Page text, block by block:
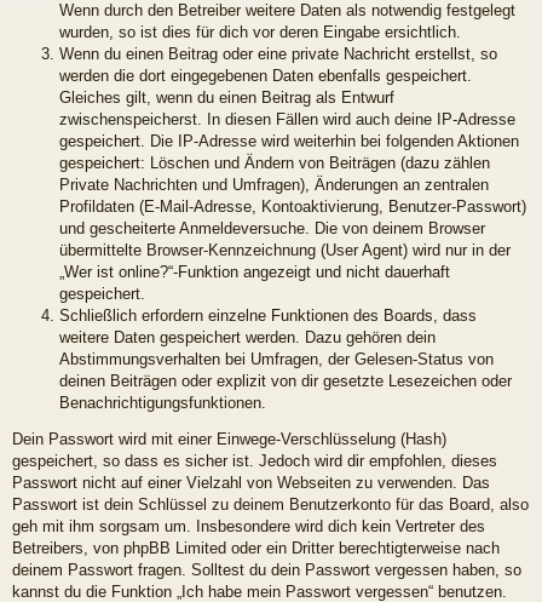
Wenn durch den Betreiber weitere Daten als notwendig festgelegt
wurden, so ist dies für dich vor deren Eingabe ersichtlich.
Wenn du einen Beitrag oder eine private Nachricht erstellst, so
werden die dort eingegebenen Daten ebenfalls gespeichert.
Gleiches gilt, wenn du einen Beitrag als Entwurf
zwischenspeicherst. In diesen Fällen wird auch deine IP-Adresse
gespeichert. Die IP-Adresse wird weiterhin bei folgenden Aktionen
gespeichert: Löschen und Ändern von Beiträgen (dazu zählen
Private Nachrichten und Umfragen), Änderungen an zentralen
Profildaten (E-Mail-Adresse, Kontoaktivierung, Benutzer-Passwort)
und gescheiterte Anmeldeversuche. Die von deinem Browser
übermittelte Browser-Kennzeichnung (User Agent) wird nur in der
„Wer ist online?“-Funktion angezeigt und nicht dauerhaft
gespeichert.
Schließlich erfordern einzelne Funktionen des Boards, dass
weitere Daten gespeichert werden. Dazu gehören dein
Abstimmungsverhalten bei Umfragen, der Gelesen-Status von
deinen Beiträgen oder explizit von dir gesetzte Lesezeichen oder
Benachrichtigungsfunktionen.
Dein Passwort wird mit einer Einwege-Verschlüsselung (Hash)
gespeichert, so dass es sicher ist. Jedoch wird dir empfohlen, dieses
Passwort nicht auf einer Vielzahl von Webseiten zu verwenden. Das
Passwort ist dein Schlüssel zu deinem Benutzerkonto für das Board, also
geh mit ihm sorgsam um. Insbesondere wird dich kein Vertreter des
Betreibers, von phpBB Limited oder ein Dritter berechtigterweise nach
deinem Passwort fragen. Solltest du dein Passwort vergessen haben, so
kannst du die Funktion „Ich habe mein Passwort vergessen“ benutzen.